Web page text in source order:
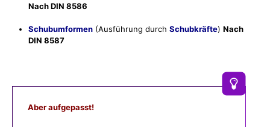
Nach DIN 8586
Schubumformen (Ausführung durch Schubkräfte) Nach
DIN 8587
Aber aufgepasst!